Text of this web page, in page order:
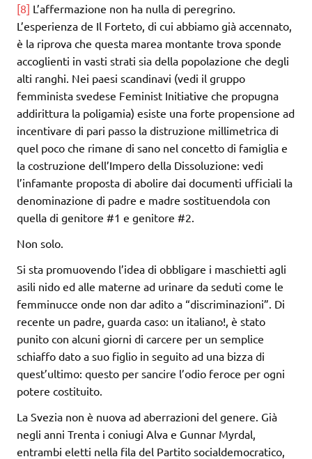
[8] L’affermazione non ha nulla di peregrino.
L’esperienza de Il Forteto, di cui abbiamo già accennato,
è la riprova che questa marea montante trova sponde
accoglienti in vasti strati sia della popolazione che degli
alti ranghi. Nei paesi scandinavi (vedi il gruppo
femminista svedese Feminist Initiative che propugna
addirittura la poligamia) esiste una forte propensione ad
incentivare di pari passo la distruzione millimetrica di
quel poco che rimane di sano nel concetto di famiglia e
la costruzione dell’Impero della Dissoluzione: vedi
l’infamante proposta di abolire dai documenti ufficiali la
denominazione di padre e madre sostituendola con
quella di genitore #1 e genitore #2.
Non solo.
Si sta promuovendo l’idea di obbligare i maschietti agli
asili nido ed alle materne ad urinare da seduti come le
femminucce onde non dar adito a “discriminazioni”. Di
recente un padre, guarda caso: un italiano!, è stato
punito con alcuni giorni di carcere per un semplice
schiaffo dato a suo figlio in seguito ad una bizza di
quest’ultimo: questo per sancire l’odio feroce per ogni
potere costituito.
La Svezia non è nuova ad aberrazioni del genere. Già
negli anni Trenta i coniugi Alva e Gunnar Myrdal,
entrambi eletti nella fila del Partito socialdemocratico,